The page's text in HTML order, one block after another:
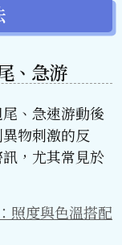
、急游
、急速游動後
物刺激的反
，尤其常見於
照度與色溫搭配